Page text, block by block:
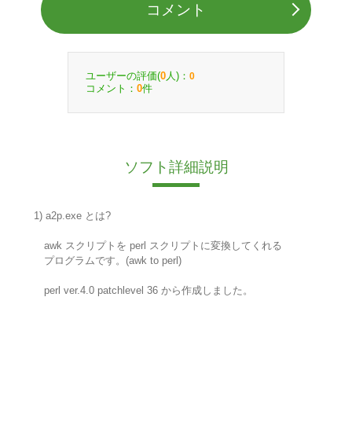
コメント
ユーザーの評価(0 人)： 0
コメント： 0件
ソフト詳細説明
1) a2p.exe とは?
awk スクリプトを perl スクリプトに変換してくれる
プログラムです。(awk to perl)
perl ver.4.0 patchlevel 36 から作成しました。